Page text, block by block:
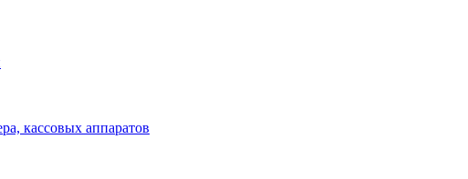
кассовых аппаратов